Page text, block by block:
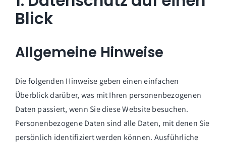
Blick
Allgemeine Hinweise
Die folgenden Hinweise geben einen einfachen
Überblick darüber, was mit Ihren personenbezogenen
Daten passiert, wenn Sie diese Website besuchen.
Personenbezogene Daten sind alle Daten, mit denen Sie
persönlich identifiziert werden können. Ausführliche